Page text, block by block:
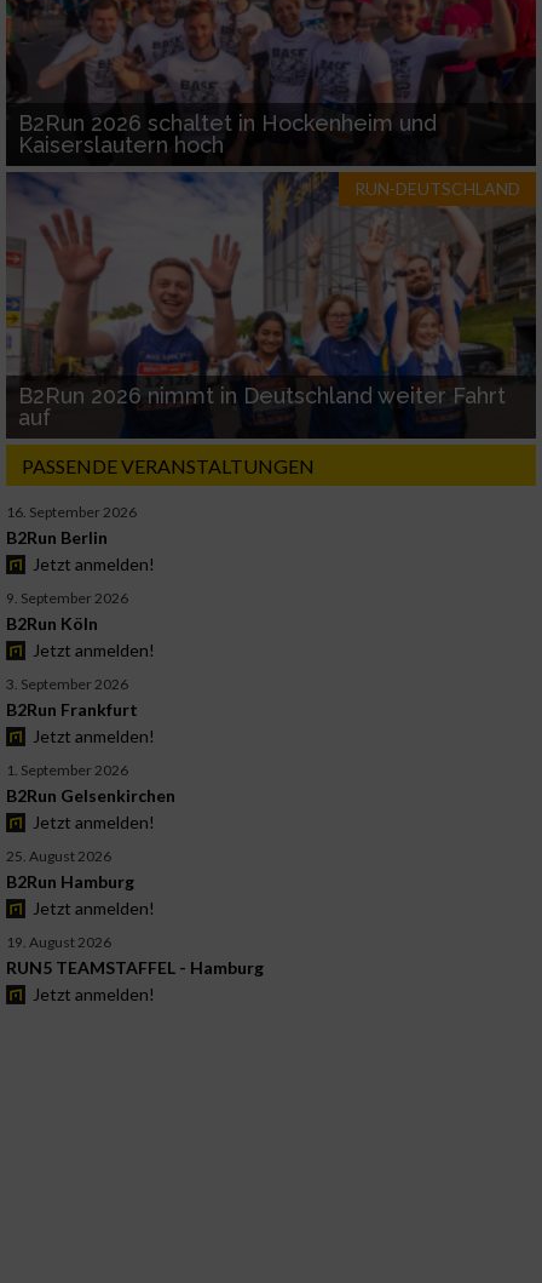
B2Run 2026 schaltet in Hockenheim und
Kaiserslautern hoch
RUN-DEUTSCHLAND
B2Run 2026 nimmt in Deutschland weiter Fahrt
auf
PASSENDE VERANSTALTUNGEN
16. September 2026
B2Run Berlin
Jetzt anmelden!
9. September 2026
B2Run Köln
Jetzt anmelden!
3. September 2026
B2Run Frankfurt
Jetzt anmelden!
1. September 2026
B2Run Gelsenkirchen
Jetzt anmelden!
25. August 2026
B2Run Hamburg
Jetzt anmelden!
19. August 2026
RUN5 TEAMSTAFFEL - Hamburg
Jetzt anmelden!